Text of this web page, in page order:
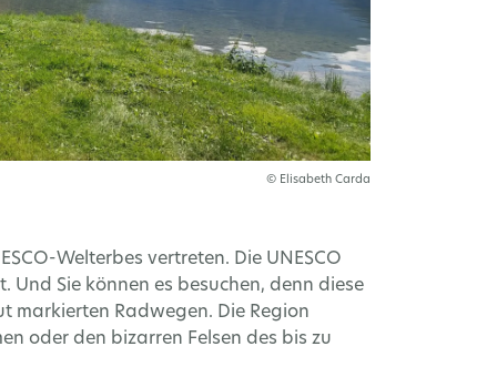
© Elisabeth Carda
Welterbes vertreten. Die UNESCO
Sie können es besuchen, denn diese
markierten Radwegen. Die Region
oder den bizarren Felsen des bis zu